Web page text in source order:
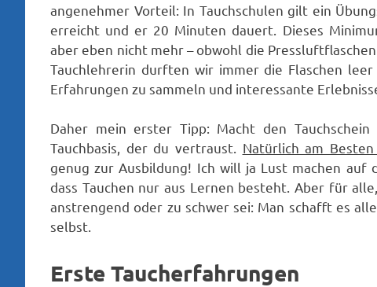
angenehmer Vorteil: In Tauchschulen gilt ein
erreicht und er 20 Minuten dauert. Dieses
aber eben nicht mehr – obwohl die
Tauchlehrerin durften wir immer die Flaschen
Erfahrungen zu sammeln und interessante
Daher mein erster Tipp: Macht den
Tauchbasis, der du vertraust. Natürlich am
genug zur Ausbildung! Ich will ja Lust machen auf
dass Tauchen nur aus Lernen besteht. Aber für
anstrengend oder zu schwer sei: Man schafft es
selbst.
Erste Taucherfahrungen